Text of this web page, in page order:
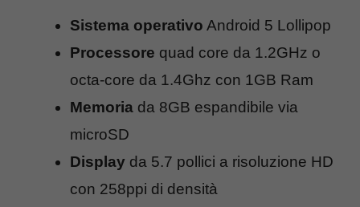
Sistema operativo Android 5 Lollipop
Processore quad core da 1.2GHz o
octa-core da 1.4Ghz con 1GB Ram
Memoria da 8GB espandibile via
microSD
Display da 5.7 pollici a risoluzione HD
con 258ppi di densità